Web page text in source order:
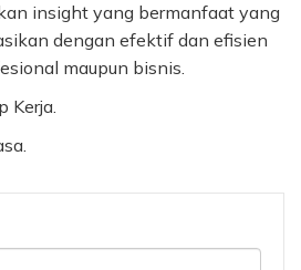
insight yang bermanfaat yang
dengan efektif dan efisien
maupun bisnis.
Kerja.